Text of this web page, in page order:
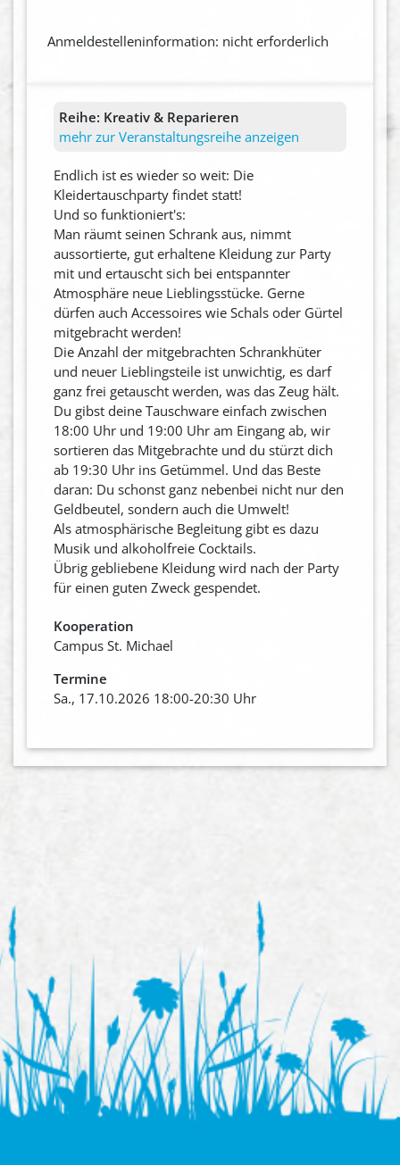
Anmeldestelleninformation: nicht erforderlich
Reihe: Kreativ & Reparieren
mehr zur Veranstaltungsreihe anzeigen
Endlich ist es wieder so weit: Die
Kleidertauschparty findet statt!
Und so funktioniert's:
Man räumt seinen Schrank aus, nimmt
aussortierte, gut erhaltene Kleidung zur Party
mit und ertauscht sich bei entspannter
Atmosphäre neue Lieblingsstücke. Gerne
dürfen auch Accessoires wie Schals oder Gürtel
mitgebracht werden!
Die Anzahl der mitgebrachten Schrankhüter
und neuer Lieblingsteile ist unwichtig, es darf
ganz frei getauscht werden, was das Zeug hält.
Du gibst deine Tauschware einfach zwischen
18:00 Uhr und 19:00 Uhr am Eingang ab, wir
sortieren das Mitgebrachte und du stürzt dich
ab 19:30 Uhr ins Getümmel. Und das Beste
daran: Du schonst ganz nebenbei nicht nur den
Geldbeutel, sondern auch die Umwelt!
Als atmosphärische Begleitung gibt es dazu
Musik und alkoholfreie Cocktails.
Übrig gebliebene Kleidung wird nach der Party
für einen guten Zweck gespendet.
Kooperation
Campus St. Michael
Termine
Sa., 17.10.2026 18:00-20:30 Uhr